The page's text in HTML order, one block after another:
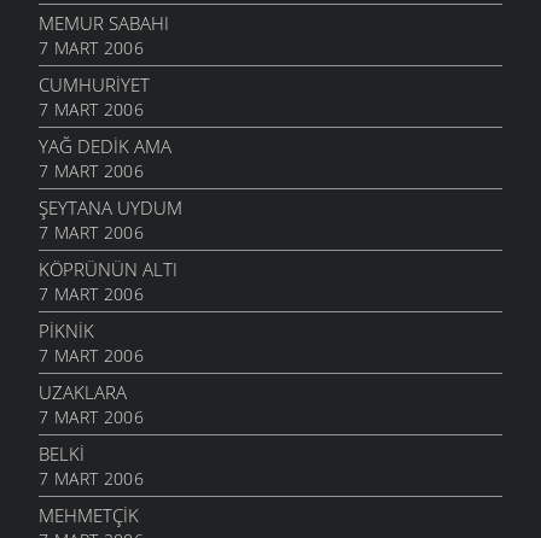
MEMUR SABAHI
7 MART 2006
CUMHURIYET
7 MART 2006
YAĞ DEDIK AMA
7 MART 2006
ŞEYTANA UYDUM
7 MART 2006
KÖPRÜNÜN ALTI
7 MART 2006
PIKNIK
7 MART 2006
UZAKLARA
7 MART 2006
BELKI
7 MART 2006
MEHMETÇIK